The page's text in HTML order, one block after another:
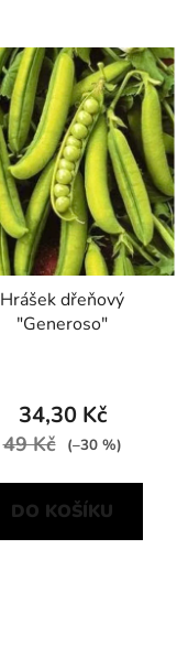
Hrášek dřeňový
"Generoso"
34,30 Kč
49 Kč (–30 %)
DO KOŠÍKU